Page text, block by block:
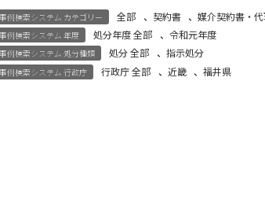
例検索システム カテゴリー 全部 、 契約書 、媒介契約書・
例検索システム 年度 処分年度 全部 、 令和元年度
例検索システム 処分種類 処分 全部 、 指示処分
例検索システム 行政庁 行政庁 全部 、 近畿 、福井県